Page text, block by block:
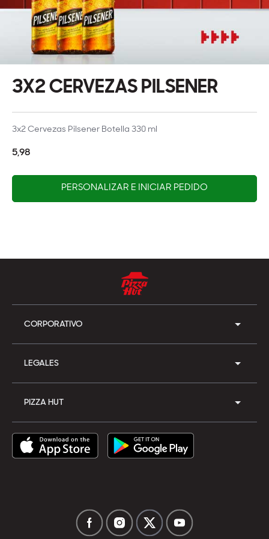
3X2 CERVEZAS PILSENER
3x2 Cervezas Pilsener Botella 330 ml
5,98
PERSONALIZAR E INICIAR PEDIDO
CORPORATIVO
LEGALES
PIZZA HUT